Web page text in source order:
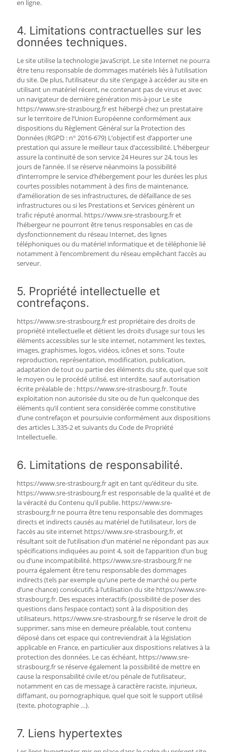
en ligne.
4. Limitations contractuelles sur les
données techniques.
Le site utilise la technologie JavaScript. Le site Internet ne pourra
être tenu responsable de dommages matériels liés à l’utilisation
du site. De plus, l’utilisateur du site s’engage à accéder au site en
utilisant un matériel récent, ne contenant pas de virus et avec
un navigateur de dernière génération mis-à-jour Le site
https://www.sre-strasbourg.fr est hébergé chez un prestataire
sur le territoire de l’Union Européenne conformément aux
dispositions du Règlement Général sur la Protection des
Données (RGPD : n° 2016-679) L’objectif est d’apporter une
prestation qui assure le meilleur taux d’accessibilité. L’hébergeur
assure la continuité de son service 24 Heures sur 24, tous les
jours de l’année. Il se réserve néanmoins la possibilité
d’interrompre le service d’hébergement pour les durées les plus
courtes possibles notamment à des fins de maintenance,
d’amélioration de ses infrastructures, de défaillance de ses
infrastructures ou si les Prestations et Services génèrent un
trafic réputé anormal. https://www.sre-strasbourg.fr et
l’hébergeur ne pourront être tenus responsables en cas de
dysfonctionnement du réseau Internet, des lignes
téléphoniques ou du matériel informatique et de téléphonie lié
notamment à l’encombrement du réseau empêchant l’accès au
serveur.
5. Propriété intellectuelle et
contrefaçons.
https://www.sre-strasbourg.fr est propriétaire des droits de
propriété intellectuelle et détient les droits d’usage sur tous les
éléments accessibles sur le site internet, notamment les textes,
images, graphismes, logos, vidéos, icônes et sons. Toute
reproduction, représentation, modification, publication,
adaptation de tout ou partie des éléments du site, quel que soit
le moyen ou le procédé utilisé, est interdite, sauf autorisation
écrite préalable de : https://www.sre-strasbourg.fr. Toute
exploitation non autorisée du site ou de l’un quelconque des
éléments qu’il contient sera considérée comme constitutive
d’une contrefaçon et poursuivie conformément aux dispositions
des articles L.335-2 et suivants du Code de Propriété
Intellectuelle.
6. Limitations de responsabilité.
https://www.sre-strasbourg.fr agit en tant qu’éditeur du site.
https://www.sre-strasbourg.fr est responsable de la qualité et de
la véracité du Contenu qu’il publie. https://www.sre-
strasbourg.fr ne pourra être tenu responsable des dommages
directs et indirects causés au matériel de l’utilisateur, lors de
l’accès au site internet https://www.sre-strasbourg.fr, et
résultant soit de l’utilisation d’un matériel ne répondant pas aux
spécifications indiquées au point 4, soit de l’apparition d’un bug
ou d’une incompatibilité. https://www.sre-strasbourg.fr ne
pourra également être tenu responsable des dommages
indirects (tels par exemple qu’une perte de marché ou perte
d’une chance) consécutifs à l’utilisation du site https://www.sre-
strasbourg.fr. Des espaces interactifs (possibilité de poser des
questions dans l’espace contact) sont à la disposition des
utilisateurs. https://www.sre-strasbourg.fr se réserve le droit de
supprimer, sans mise en demeure préalable, tout contenu
déposé dans cet espace qui contreviendrait à la législation
applicable en France, en particulier aux dispositions relatives à la
protection des données. Le cas échéant, https://www.sre-
strasbourg.fr se réserve également la possibilité de mettre en
cause la responsabilité civile et/ou pénale de l’utilisateur,
notamment en cas de message à caractère raciste, injurieux,
diffamant, ou pornographique, quel que soit le support utilisé
(texte, photographie …).
7. Liens hypertextes